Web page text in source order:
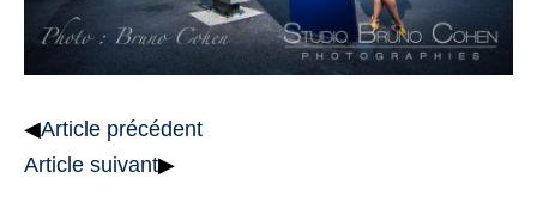
◀Article précédent
Article suivant▶